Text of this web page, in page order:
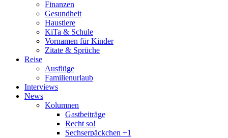
Finanzen
Gesundheit
Haustiere
KiTa & Schule
Vornamen für Kinder
Zitate & Sprüche
Reise
Ausflüge
Familienurlaub
Interviews
News
Kolumnen
Gastbeiträge
Recht so!
Sechserpäckchen +1